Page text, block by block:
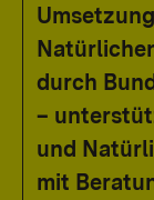
durch
–
und
mit